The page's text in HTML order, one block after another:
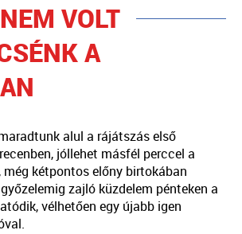
VOLT
A
alul a rájátszás első
jóllehet másfél perccel a
kétpontos előny birtokában
zajló küzdelem pénteken a
vélhetően egy újabb igen